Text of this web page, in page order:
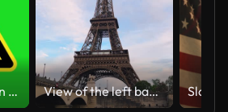
Warning attention yellow hazard message street sign 4k green screen caution animation View of the left bank of the Seine River, the Eiffel Tower, boats sailing on the river, the Quai Jacques-Chirac embankment and Pont d'Iena, Jena Bridge spanning the River Seine of Paris, France.